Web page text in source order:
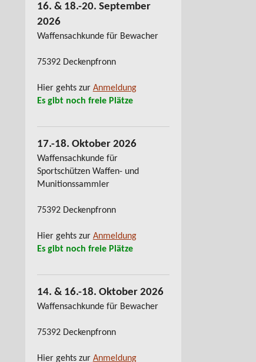
16. & 18.-20. September
2026
Waffensachkunde für Bewacher
75392 Deckenpfronn
Hier gehts zur Anmeldung
Es gibt noch freie Plätze
17.-18. Oktober 2026
Waffensachkunde für
Sportschützen Waffen- und
Munitionssammler
75392 Deckenpfronn
Hier gehts zur Anmeldung
Es gibt noch freie Plätze
14. & 16.-18. Oktober 2026
Waffensachkunde für Bewacher
75392 Deckenpfronn
Hier gehts zur Anmeldung